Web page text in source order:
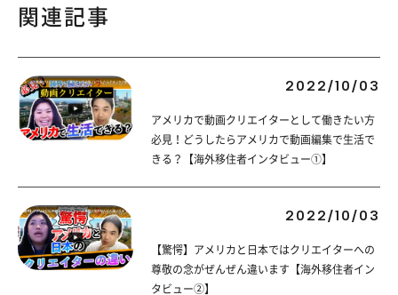
関連記事
2022/10/03
アメリカで動画クリエイターとして働きたい方
必見！どうしたらアメリカで動画編集で生活で
きる？【海外移住者インタビュー①】
2022/10/03
【驚愕】アメリカと日本ではクリエイターへの
尊敬の念がぜんぜん違います【海外移住者イン
タビュー②】